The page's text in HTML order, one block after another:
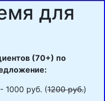
для
(70+) по
1000 руб. (1200 руб.)